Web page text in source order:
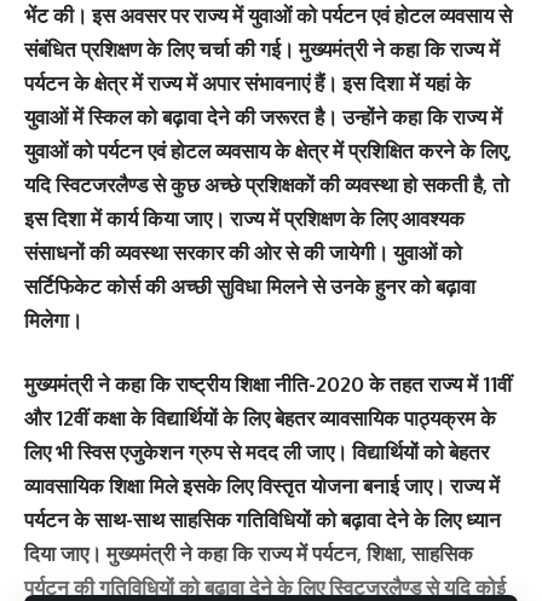
भेंट की। इस अवसर पर राज्य में युवाओं को पर्यटन एवं होटल व्यवसाय से
संबंधित प्रशिक्षण के लिए चर्चा की गई। मुख्यमंत्री ने कहा कि राज्य में
पर्यटन के क्षेत्र में राज्य में अपार संभावनाएं हैं। इस दिशा में यहां के
युवाओं में स्किल को बढ़ावा देने की जरूरत है। उन्होंने कहा कि राज्य में
युवाओं को पर्यटन एवं होटल व्यवसाय के क्षेत्र में प्रशिक्षित करने के लिए,
यदि स्विटजरलैण्ड से कुछ अच्छे प्रशिक्षकों की व्यवस्था हो सकती है, तो
इस दिशा में कार्य किया जाए। राज्य में प्रशिक्षण के लिए आवश्यक
संसाधनों की व्यवस्था सरकार की ओर से की जायेगी। युवाओं को
सर्टिफिकेट कोर्स की अच्छी सुविधा मिलने से उनके हुनर को बढ़ावा
मिलेगा।
मुख्यमंत्री ने कहा कि राष्ट्रीय शिक्षा नीति-2020 के तहत राज्य में 11वीं
और 12वीं कक्षा के विद्यार्थियों के लिए बेहतर व्यावसायिक पाठ्यक्रम के
लिए भी स्विस एजुकेशन ग्रुप से मदद ली जाए। विद्यार्थियों को बेहतर
व्यावसायिक शिक्षा मिले इसके लिए विस्तृत योजना बनाई जाए। राज्य में
पर्यटन के साथ-साथ साहसिक गतिविधियों को बढ़ावा देने के लिए ध्यान
दिया जाए। मुख्यमंत्री ने कहा कि राज्य में पर्यटन, शिक्षा, साहसिक
पर्यटन की गतिविधियों को बढ़ावा देने के लिए स्विटजरलैण्ड से यदि कोई